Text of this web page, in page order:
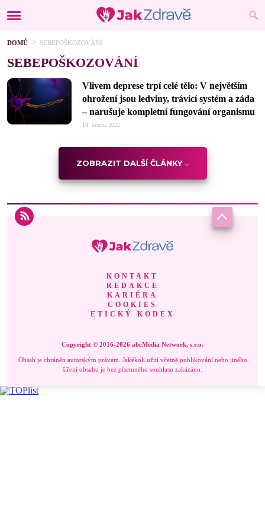
DOMŮ SEBEPOŠKOZOVÁNÍ
SEBEPOŠKOZOVÁNÍ
Vlivem deprese trpí celé tělo: V největším
ohrožení jsou ledviny, trávicí systém a záda
–⁠ narušuje kompletní fungování organismu
14. března 2022
ZOBRAZIT DALŠÍ ČLÁNKY
KONTAKT
REDAKCE
KARIÉRA
COOKIES
ETICKÝ KODEX
Copyright © 2016-2026 abcMedia Network, s.r.o.
Obsah je chráněn autorským právem. Jakékoli užití včetně publikování nebo jiného
šíření obsahu je bez písemného souhlasu zakázáno.